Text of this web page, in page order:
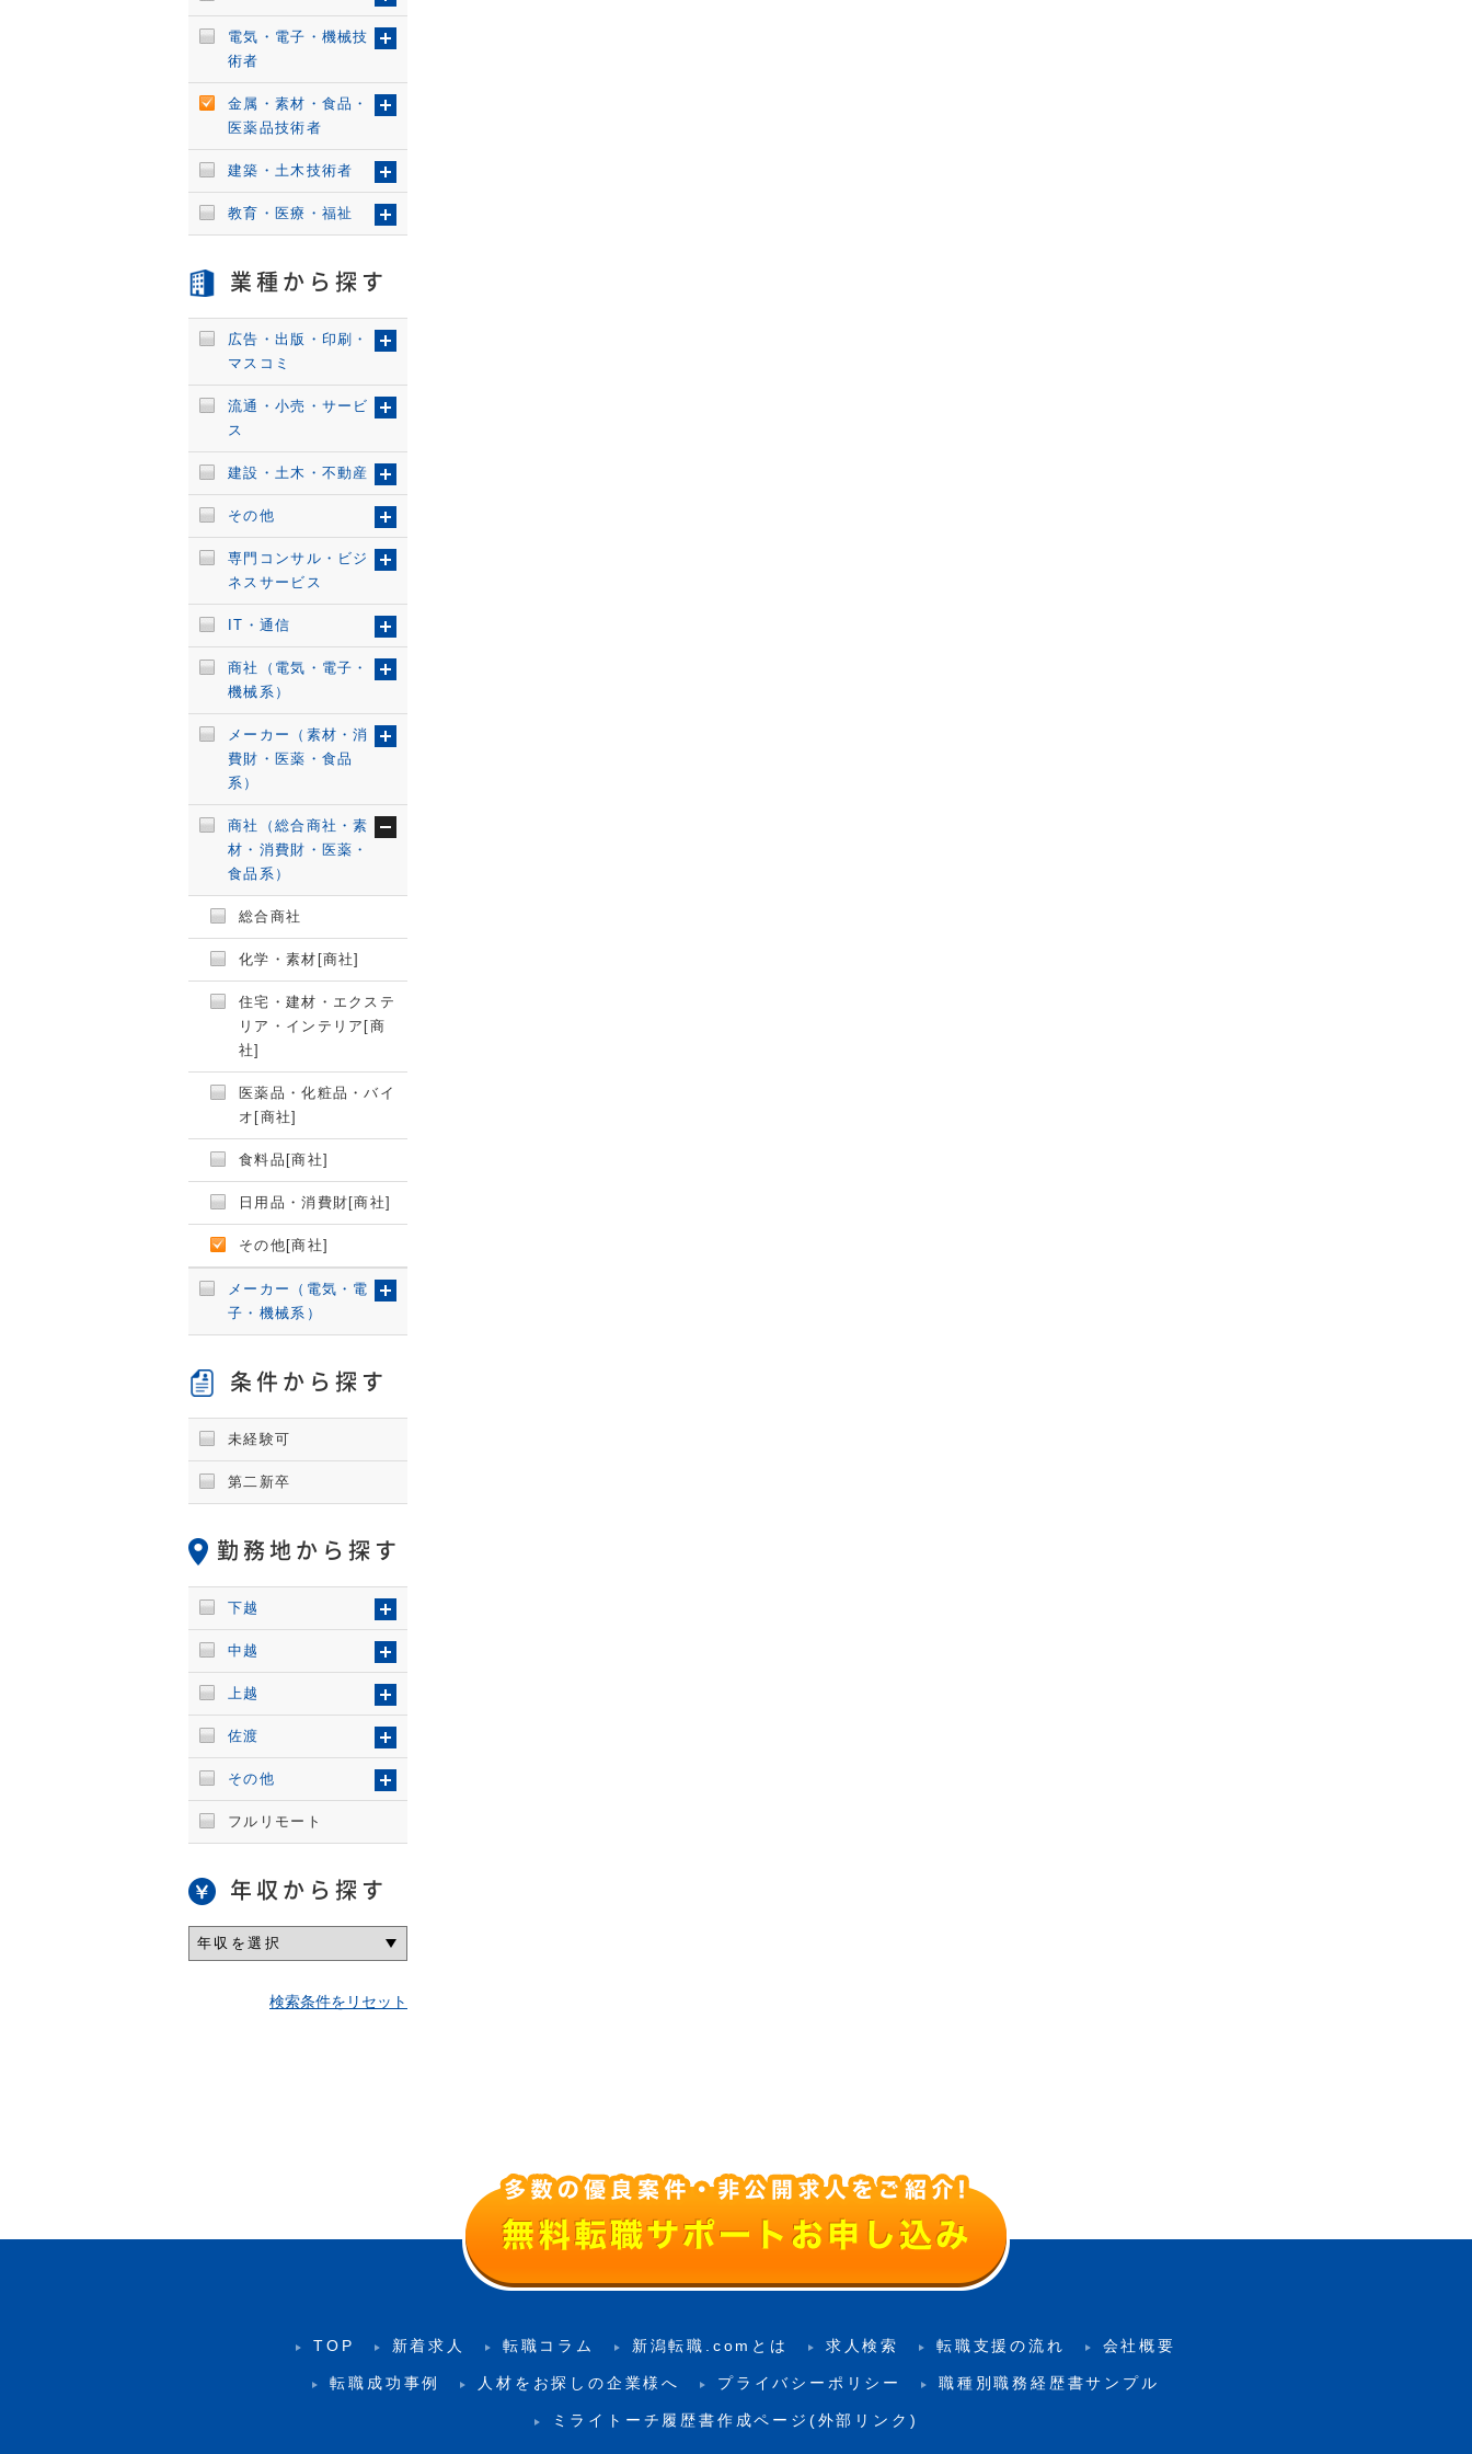
電気・電子・機械技
術者
金属・素材・食品・
医薬品技術者
建築・土木技術者
教育・医療・福祉
業種から探す
広告・出版・印刷・
マスコミ
流通・小売・サービ
ス
建設・土木・不動産
その他
専門コンサル・ビジ
ネスサービス
IT・通信
商社（電気・電子・
機械系）
メーカー（素材・消
費財・医薬・食品
系）
商社（総合商社・素
材・消費財・医薬・
食品系）
総合商社
化学・素材[商社]
住宅・建材・エクステ
リア・インテリア[商
社]
医薬品・化粧品・バイ
オ[商社]
食料品[商社]
日用品・消費財[商社]
その他[商社]
メーカー（電気・電
子・機械系）
条件から探す
未経験可
第二新卒
勤務地から探す
下越
中越
上越
佐渡
その他
フルリモート
年収から探す
検索条件をリセット
TOP 新着求人 転職コラム 新潟転職.comとは 求人検索 転職支援の流れ 会社概要
転職成功事例 人材をお探しの企業様へ プライバシーポリシー 職種別職務経歴書サンプル
ミライトーチ履歴書作成ページ(外部リンク)